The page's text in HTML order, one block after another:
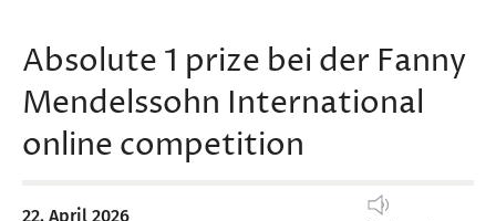
Absolute 1 prize bei der Fanny
Mendelssohn International
online competition
22. April 2026